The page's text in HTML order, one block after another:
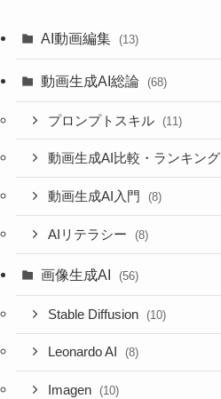
AI動画編集 (13)
動画生成AI総論 (68)
プロンプトスキル (11)
動画生成AI比較・ランキング
動画生成AI入門 (8)
AIリテラシー (8)
画像生成AI (56)
Stable Diffusion (10)
Leonardo AI (8)
Imagen (10)